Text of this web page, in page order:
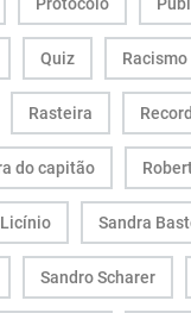
Quiz Racismo
Rasteira Record
do capitão
Sandra
Sandro Scharer